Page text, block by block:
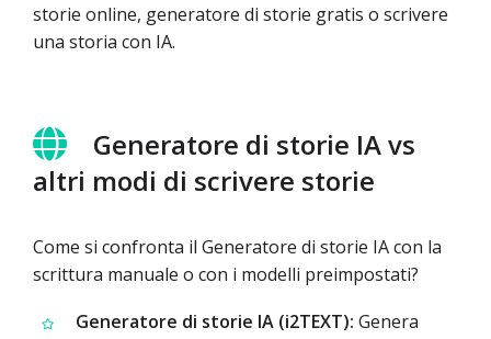
storie online, generatore di storie gratis o scrivere
una storia con IA.
Generatore di storie IA vs
altri modi di scrivere storie
Come si confronta il Generatore di storie IA con la
scrittura manuale o con i modelli preimpostati?
Generatore di storie IA (i2TEXT): Genera